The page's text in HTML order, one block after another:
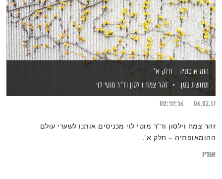
הומיאופתיה – חלק א'
תחושת בטן
זהר צמח וילסון וד"ר מוטי לוי
06.02.17
00:59:56
זהר צמח וילסון וד"ר מוטי לוי מכניסים אותנו לשערי עולם
ההומאופתיה – חלק א'.
אודיו